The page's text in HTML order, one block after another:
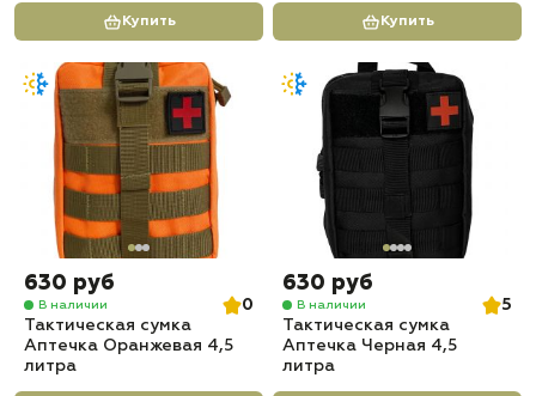
Купить Купить
630 руб
В наличии
0
Тактическая сумка
Аптечка Оранжевая 4,5
литра
630 руб
В наличии
5
Тактическая сумка
Аптечка Черная 4,5
литра